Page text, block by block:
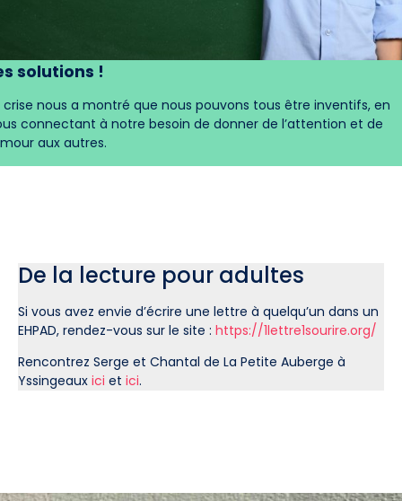
solutions !
crise nous a montré que nous pouvons tous être inventifs, en
connectant à notre besoin de donner de l’attention et de
aux autres.
De la lecture pour adultes
Si vous avez envie d’écrire une lettre à quelqu’un dans un
EHPAD, rendez-vous sur le site : https://1lettre1sourire.org/
Rencontrez Serge et Chantal de La Petite Auberge à
Yssingeaux ici et ici.